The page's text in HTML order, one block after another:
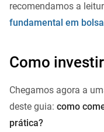
recomendamos a
fundamental em bolsa
Como
Chegamos agora a
deste guia: como
prática?